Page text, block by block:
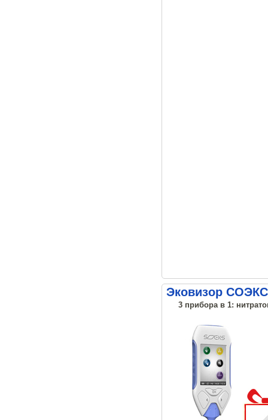
Эковизор
3 прибора в 1: